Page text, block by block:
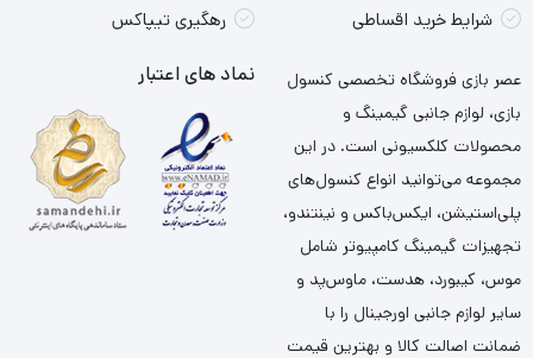
شرایط خرید اقساطی
رهگیری تیپاکس
عصر بازی فروشگاه تخصصی کنسول
بازی، لوازم جانبی گیمینگ و
محصولات کلکسیونی است. در این
مجموعه می‌توانید انواع کنسول‌های
پلی‌استیشن، ایکس‌باکس و نینتندو،
تجهیزات گیمینگ کامپیوتر شامل
موس، کیبورد، هدست، ماوس‌پد و
سایر لوازم جانبی اورجینال را با
ضمانت اصالت کالا و بهترین قیمت
نماد های اعتبار